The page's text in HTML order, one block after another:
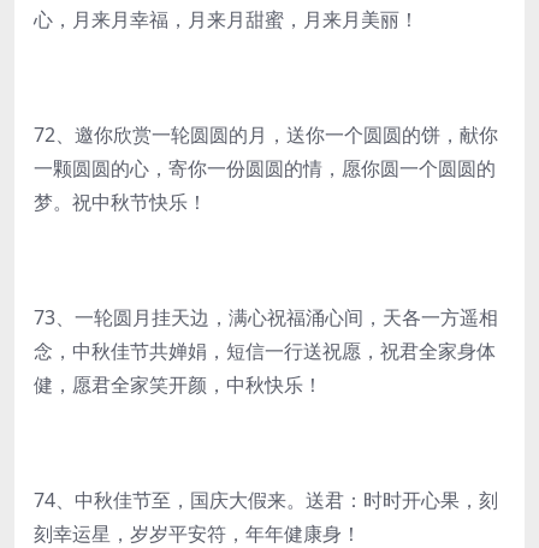
心，月来月幸福，月来月甜蜜，月来月美丽！
72、邀你欣赏一轮圆圆的月，送你一个圆圆的饼，献你
一颗圆圆的心，寄你一份圆圆的情，愿你圆一个圆圆的
梦。祝中秋节快乐！
73、一轮圆月挂天边，满心祝福涌心间，天各一方遥相
念，中秋佳节共婵娟，短信一行送祝愿，祝君全家身体
健，愿君全家笑开颜，中秋快乐！
74、中秋佳节至，国庆大假来。送君：时时开心果，刻
刻幸运星，岁岁平安符，年年健康身！